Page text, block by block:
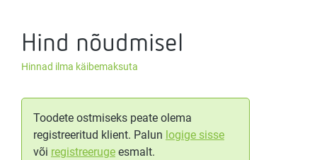
Hind nõudmisel
Hinnad ilma käibemaksuta
Toodete ostmiseks peate olema
registreeritud klient. Palun logige sisse
või registreeruge esmalt.